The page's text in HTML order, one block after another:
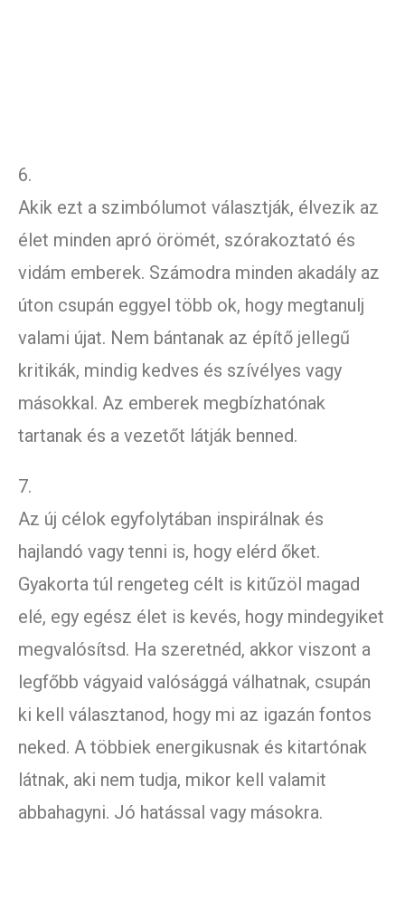
6.
Akik ezt a szimbólumot választják, élvezik az
élet minden apró örömét, szórakoztató és
vidám emberek. Számodra minden akadály az
úton csupán eggyel több ok, hogy megtanulj
valami újat. Nem bántanak az építő jellegű
kritikák, mindig kedves és szívélyes vagy
másokkal. Az emberek megbízhatónak
tartanak és a vezetőt látják benned.
7.
Az új célok egyfolytában inspirálnak és
hajlandó vagy tenni is, hogy elérd őket.
Gyakorta túl rengeteg célt is kitűzöl magad
elé, egy egész élet is kevés, hogy mindegyiket
megvalósítsd. Ha szeretnéd, akkor viszont a
legfőbb vágyaid valósággá válhatnak, csupán
ki kell választanod, hogy mi az igazán fontos
neked. A többiek energikusnak és kitartónak
látnak, aki nem tudja, mikor kell valamit
abbahagyni. Jó hatással vagy másokra.